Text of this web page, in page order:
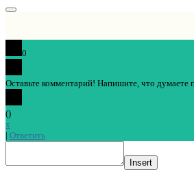
0
Оставьте комментарий! Напишите, что думаете
()
x
| Ответить
Insert